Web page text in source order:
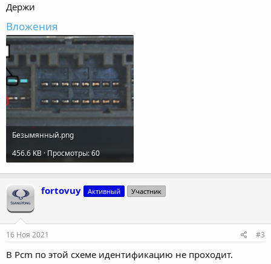
Держи
Вложения
Безымянный.png
456.6 KB · Просмотры: 60
fortovuy Активный Участник
16 Ноя 2021 #3
В Pcm по этой схеме идентификацию не проходит.